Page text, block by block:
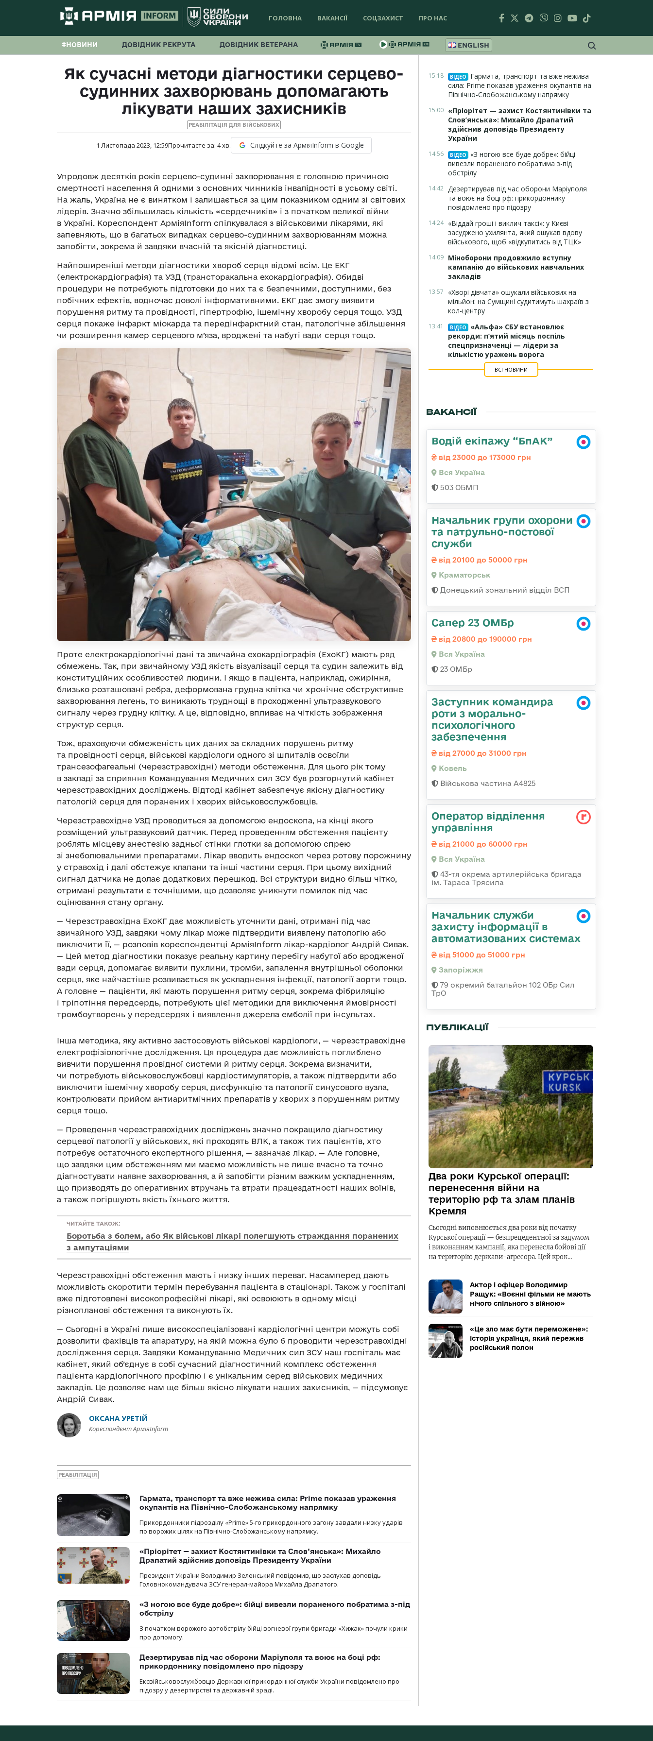
ГОЛОВНА ВАКАНСІЇ СОЦЗАХИСТ ПРО НАС
#НОВИНИ ДОВІДНИК РЕКРУТА ДОВІДНИК ВЕТЕРАНА ENGLISH
Як сучасні методи діагностики серцево-
судинних захворювань допомагають
лікувати наших захисників
РЕАБІЛІТАЦІЯ ДЛЯ ВІЙСЬКОВИХ
1 Листопада 2023, 12:59Прочитаєте за: 4хв. Слідкуйте за АрміяInform в Google
Упродовж десятків років серцево-судинні захворювання є головною причиною
смертності населення й одними з основних чинників інвалідності в усьому світі.
На жаль, Україна не є винятком і залишається за цим показником одним зі світових
лідерів. Значно збільшилась кількість «сердечників» і з початком великої війни
в Україні. Кореспондент АрміяInform спілкувалася з військовими лікарями, які
запевняють, що в багатьох випадках серцево-судинним захворюванням можна
запобігти, зокрема й завдяки вчасній та якісній діагностиці.
Найпоширеніші методи діагностики хвороб серця відомі всім. Це ЕКГ
(електрокардіографія) та УЗД (трансторакальна ехокардіографія). Обидві
процедури не потребують підготовки до них та є безпечними, доступними, без
побічних ефектів, водночас доволі інформативними. ЕКГ дає змогу виявити
порушення ритму та провідності, гіпертрофію, ішемічну хворобу серця тощо. УЗД
серця покаже інфаркт міокарда та передінфарктний стан, патологічне збільшення
чи розширення камер серцевого м’яза, вроджені та набуті вади серця тощо.
Проте електрокардіологічні дані та звичайна ехокардіографія (ЕхоКГ) мають ряд
обмежень. Так, при звичайному УЗД якість візуалізації серця та судин залежить від
конституційних особливостей людини. І якщо в пацієнта, наприклад, ожиріння,
близько розташовані ребра, деформована грудна клітка чи хронічне обструктивне
захворювання легень, то виникають труднощі в проходженні ультразвукового
сигналу через грудну клітку. А це, відповідно, впливає на чіткість зображення
структур серця.
Тож, враховуючи обмеженість цих даних за складних порушень ритму
та провідності серця, військові кардіологи одного зі шпиталів освоїли
трансезофагеальні (черезстравохідні) методи обстеження. Для цього рік тому
в закладі за сприяння Командування Медичних сил ЗСУ був розгорнутий кабінет
черезстравохідних досліджень. Відтоді кабінет забезпечує якісну діагностику
патологій серця для поранених і хворих військовослужбовців.
Черезстравохідне УЗД проводиться за допомогою ендоскопа, на кінці якого
розміщений ультразвуковий датчик. Перед проведенням обстеження пацієнту
роблять місцеву анестезію задньої стінки глотки за допомогою спрею
зі знеболювальними препаратами. Лікар вводить ендоскоп через ротову порожнину
у стравохід і далі обстежує клапани та інші частини серця. При цьому вихідний
сигнал датчика не долає додаткових перешкод. Всі структури видно більш чітко,
отримані результати є точнішими, що дозволяє уникнути помилок під час
оцінювання стану органу.
— Черезстравохідна ЕхоКГ дає можливість уточнити дані, отримані під час
звичайного УЗД, завдяки чому лікар може підтвердити виявлену патологію або
виключити її, — розповів кореспондентці АрміяInform лікар-кардіолог Андрій Сивак.
— Цей метод діагностики показує реальну картину перебігу набутої або вродженої
вади серця, допомагає виявити пухлини, тромби, запалення внутрішньої оболонки
серця, яке найчастіше розвивається як ускладнення інфекції, патології аорти тощо.
А головне — пацієнти, які мають порушення ритму серця, зокрема фібриляцію
і тріпотіння передсердь, потребують цієї методики для виключення ймовірності
тромбоутворень у передсердях і виявлення джерела емболії при інсультах.
Інша методика, яку активно застосовують військові кардіологи, — черезстравохідне
електрофізіологічне дослідження. Ця процедура дає можливість поглиблено
вивчити порушення провідної системи й ритму серця. Зокрема визначити,
чи потребують військовослужбовці кардіостимуляторів, а також підтвердити або
виключити ішемічну хворобу серця, дисфункцію та патології синусового вузла,
контролювати прийом антиаритмічних препаратів у хворих з порушенням ритму
серця тощо.
— Проведення черезстравохідних досліджень значно покращило діагностику
серцевої патології у військових, які проходять ВЛК, а також тих пацієнтів, хто
потребує остаточного експертного рішення, — зазначає лікар. — Але головне,
що завдяки цим обстеженням ми маємо можливість не лише вчасно та точно
діагностувати наявне захворювання, а й запобігти різним важким ускладненням,
що призводять до оперативних втручань та втрати працездатності наших воїнів,
а також погіршують якість їхнього життя.
ЧИТАЙТЕ ТАКОЖ:
Боротьба з болем, або Як військові лікарі полегшують страждання поранених
з ампутаціями
Черезстравохідні обстеження мають і низку інших переваг. Насамперед дають
можливість скоротити термін перебування пацієнта в стаціонарі. Також у госпіталі
вже підготовлені високопрофесійні лікарі, які освоюють в одному місці
різнопланові обстеження та виконують їх.
— Сьогодні в Україні лише високоспеціалізовані кардіологічні центри можуть собі
дозволити фахівців та апаратуру, на якій можна було б проводити черезстравохідні
дослідження серця. Завдяки Командуванню Медичних сил ЗСУ наш госпіталь має
кабінет, який об’єднує в собі сучасний діагностичний комплекс обстеження
пацієнта кардіологічного профілю і є унікальним серед військових медичних
закладів. Це дозволяє нам ще більш якісно лікувати наших захисників, — підсумовує
Андрій Сивак.
ОКСАНА УРЕТІЙ
Кореспондент АрміяInform
РЕАБІЛІТАЦІЯ
Гармата, транспорт та вже нежива сила: Prime показав ураження
окупантів на Північно-Слобожанському напрямку
Прикордонники підрозділу «Prime» 5-го прикордонного загону завдали низку ударів
по ворожих цілях на Північно-Слобожанському напрямку.
«Пріорітет — захист Костянтинівки та Слов’янська»: Михайло
Драпатий здійснив доповідь Президенту України
Президент України Володимир Зеленський повідомив, що заслухав доповідь
Головнокомандувача ЗСУ генерал-майора Михайла Драпатого.
«З ногою все буде добре»: бійці вивезли пораненого побратима з-під
обстрілу
З початком ворожого артобстрілу бійці вогневої групи бригади «Хижак» почули крики
про допомогу.
Дезертирував під час оборони Маріуполя та воює на боці рф:
прикордоннику повідомлено про підозру
Ексвійськовослужбовцю Державної прикордонної служби України повідомлено про
підозру у дезертирстві та державній зраді.
15:18 ВІДЕО
Гармата, транспорт та вже нежива
сила: Prime показав ураження окупантів на
Північно-Слобожанському напрямку
15:00 «Пріорітет — захист Костянтинівки та
Слов’янська»: Михайло Драпатий
здійснив доповідь Президенту
України
14:56 ВІДЕО
«З ногою все буде добре»: бійці
вивезли пораненого побратима з-під
обстрілу
14:42 Дезертирував під час оборони Маріуполя
та воює на боці рф: прикордоннику
повідомлено про підозру
14:24 «Віддай гроші і виклич таксі»: у Києві
засуджено ухилянта, який ошукав вдову
військового, щоб «відкупитись від ТЦК»
14:09 Міноборони продовжило вступну
кампанію до військових навчальних
закладів
13:57
«Хворі дівчата» ошукали військових на
мільйон: на Сумщині судитимуть шахраїв з
кол-центру
13:41 ВІДЕО
«Альфа» СБУ встановлює
рекорди: п’ятий місяць поспіль
спецпризначенці — лідери за
кількістю уражень ворога
ВСІ НОВИНИ
ВАКАНСІЇ
Водій екіпажу “БпАК”
від 23000 до 173000 грн
Вся Україна
503 ОБМП
Начальник групи охорони
та патрульно-постової
служби
від 20100 до 50000 грн
Краматорськ
Донецький зональний відділ ВСП
Сапер 23 ОМБр
від 20800 до 190000 грн
Вся Україна
23 ОМБр
Заступник командира
роти з морально-
психологічного
забезпечення
від 27000 до 31000 грн
Ковель
Військова частина А4825
Оператор відділення
управління
від 21000 до 60000 грн
Вся Україна
43-тя окрема артилерійська бригада
ім. Тараса Трясила
Начальник служби
захисту інформації в
автоматизованих системах
від 51000 до 51000 грн
Запоріжжя
79 окремий батальйон 102 ОБр Сил
ТрО
ПУБЛІКАЦІЇ
Два роки Курської операції:
перенесення війни на
територію рф та злам планів
Кремля
Сьогодні виповнюється два роки від початку
Курської операції — безпрецедентної за задумом
і виконанням кампанії, яка перенесла бойові дії
на територію держави-агресора. Цей крок…
Актор і офіцер Володимир
Ращук: «Воєнні фільми не мають
нічого спільного з війною»
«Це зло має бути переможене»:
історія українця, який пережив
російський полон